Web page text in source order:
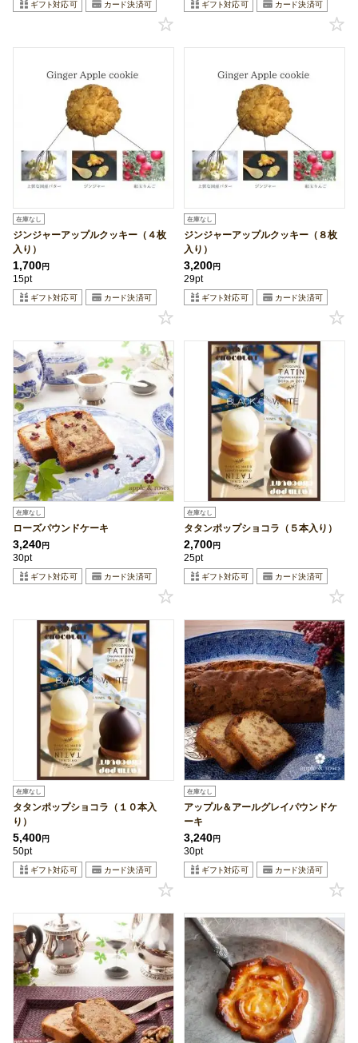
在庫なし
ジンジャーアップルクッキー（４枚
入り）
1,700円
15pt
在庫なし
ジンジャーアップルクッキー（８枚
入り）
3,200円
29pt
在庫なし
ローズパウンドケーキ
3,240円
30pt
在庫なし
タタンポップショコラ（５本入り）
2,700円
25pt
在庫なし
タタンポップショコラ（１０本入
り）
5,400円
50pt
在庫なし
アップル＆アールグレイパウンドケ
ーキ
3,240円
30pt